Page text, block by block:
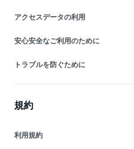
アクセスデータの利用
安心安全なご利用のために
トラブルを防ぐために
規約
利用規約